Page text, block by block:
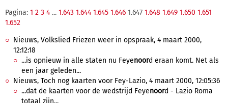
Pagina: 1 2 3 4 ... 1.643 1.644 1.645 1.646 1.647 1.648 1.649 1.650 1.651
1.652
Nieuws, Volkslied Friezen weer in opspraak, 4 maart 2000,
12:12:18
...is opnieuw in alle staten nu Feyenoord eraan komt. Net als
een jaar geleden...
Nieuws, Toch nog kaarten voor Fey-Lazio, 4 maart 2000, 12:05:36
...dat de kaarten voor de wedstrijd Feyenoord - Lazio Roma
totaal zijn...